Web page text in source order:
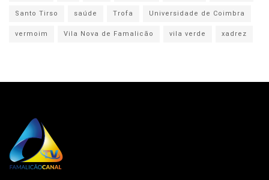
Santo Tirso
saúde Trofa
Universidade de Coimbra
vermoim
Vila Nova de Famalicão vila verde xadrez